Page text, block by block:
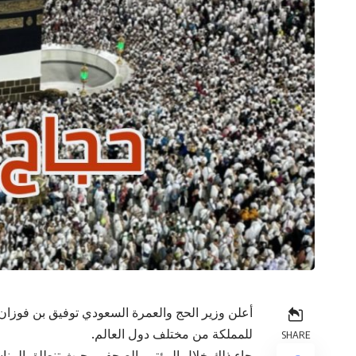
SHARE للمملكة من مختلف دول العالم.